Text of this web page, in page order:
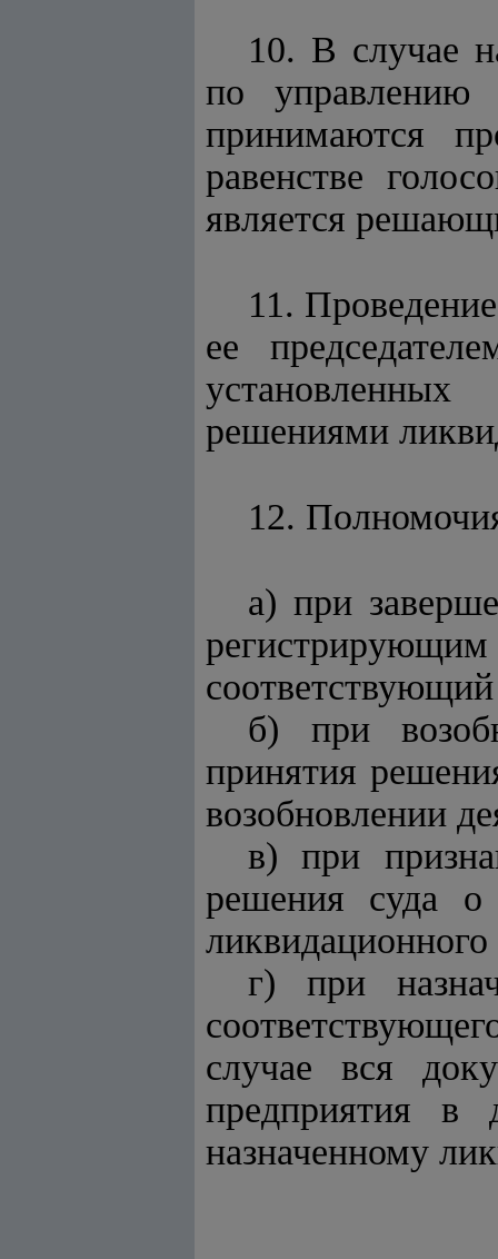
10. В случае
по управлению
принимаются
равенстве
является
11.
ее
решениями
12.
а) при
б) при
принятия
возобновлении
в) при
решения суда о
ликвидационного
г) при
случае вся
предприятия в
назначенному